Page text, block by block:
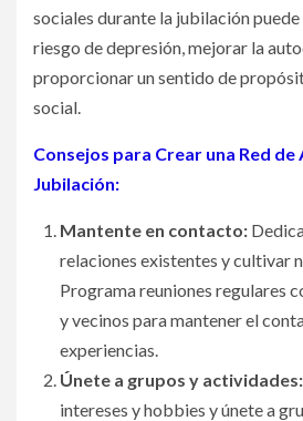
sociales durante la jubilación
riesgo de depresión, mejorar la
proporcionar un sentido de
social.
Consejos para Crear una Red de
Jubilación:
Mantente en contacto:
relaciones existentes y cultivar
Programa reuniones regulares
y vecinos para mantener el
experiencias.
Únete a grupos y actividades:
intereses y hobbies y únete a